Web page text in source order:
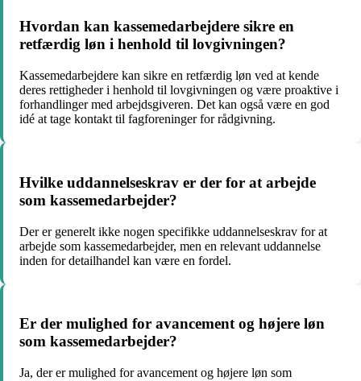
Hvordan kan kassemedarbejdere sikre en
retfærdig løn i henhold til lovgivningen?
Kassemedarbejdere kan sikre en retfærdig løn ved at kende
deres rettigheder i henhold til lovgivningen og være proaktive i
forhandlinger med arbejdsgiveren. Det kan også være en god
idé at tage kontakt til fagforeninger for rådgivning.
Hvilke uddannelseskrav er der for at arbejde
som kassemedarbejder?
Der er generelt ikke nogen specifikke uddannelseskrav for at
arbejde som kassemedarbejder, men en relevant uddannelse
inden for detailhandel kan være en fordel.
Er der mulighed for avancement og højere løn
som kassemedarbejder?
Ja, der er mulighed for avancement og højere løn som